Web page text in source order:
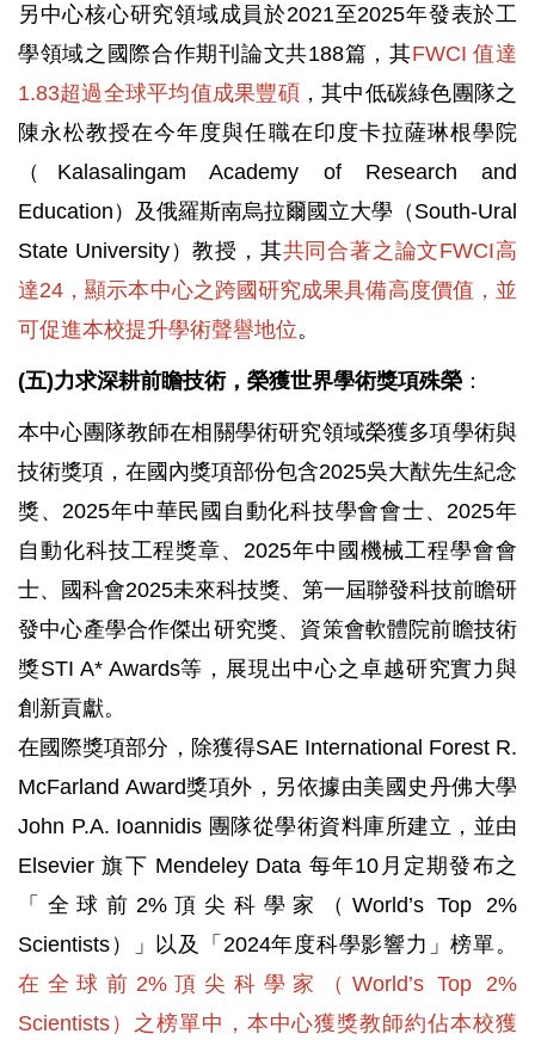
另中心核心研究領域成員於2021至2025年發表於工
學領域之國際合作期刊論文共188篇，其FWCI 值達
1.83超過全球平均值成果豐碩，其中低碳綠色團隊之
陳永松教授在今年度與任職在印度卡拉薩琳根學院
（Kalasalingam Academy of Research and
Education）及俄羅斯南烏拉爾國立大學（South-Ural
State University）教授，其共同合著之論文FWCI高
達24，顯示本中心之跨國研究成果具備高度價值，並
可促進本校提升學術聲譽地位。
(五)力求深耕前瞻技術，榮獲世界學術獎項殊榮 ：
本中心團隊教師在相關學術研究領域榮獲多項學術與
技術獎項，在國內獎項部份包含2025吳大猷先生紀念
獎、2025年中華民國自動化科技學會會士、2025年
自動化科技工程獎章、2025年中國機械工程學會會
士、國科會2025未來科技獎、第一屆聯發科技前瞻研
發中心產學合作傑出研究獎、資策會軟體院前瞻技術
獎STI A* Awards等，展現出中心之卓越研究實力與
創新貢獻。
在國際獎項部分，除獲得SAE International Forest R.
McFarland Award獎項外，另依據由美國史丹佛大學
John P.A. Ioannidis 團隊從學術資料庫所建立，並由
Elsevier 旗下 Mendeley Data 每年10月定期發布之
「全球前2%頂尖科學家（World’s Top 2%
Scientists）」以及「2024年度科學影響力」榜單。
在全球前2%頂尖科學家（World’s Top 2%
Scientists）之榜單中，本中心獲獎教師約佔本校獲